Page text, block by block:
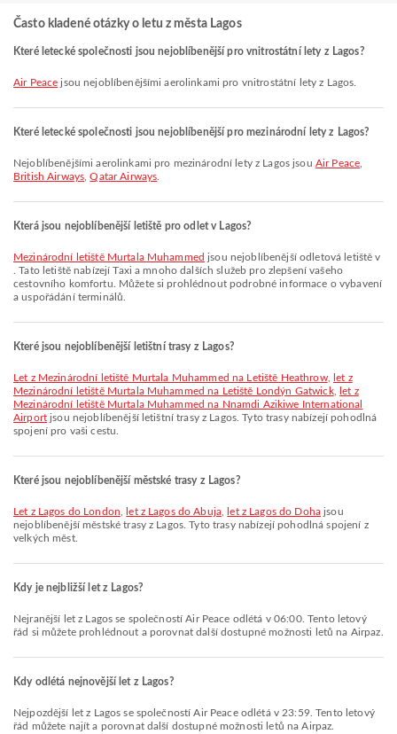
Často kladené otázky o letu z města Lagos
Které letecké společnosti jsou nejoblíbenější pro vnitrostátní lety z Lagos?
Air Peace jsou nejoblíbenějšími aerolinkami pro vnitrostátní lety z Lagos.
Které letecké společnosti jsou nejoblíbenější pro mezinárodní lety z Lagos?
Nejoblíbenějšími aerolinkami pro mezinárodní lety z Lagos jsou Air Peace
British Airways ,Qatar Airways
Která jsou nejoblíbenější letiště pro odlet v Lagos?
Mezinárodní letiště Murtala Muhammed jsou nejoblíbenější odletová letiště v
. Tato letiště nabízejí Taxi a mnoho dalších služeb pro zlepšení vašeho
cestovního komfortu. Můžete si prohlédnout podrobné informace o vybavení
a uspořádání terminálů.
Které jsou nejoblíbenější letištní trasy z Lagos?
let z Mezinárodní letiště Murtala Muhammed na Letiště Heathrow,
let z
Mezinárodní letiště Murtala Muhammed na Letiště Londýn Gatwick,
let z
Mezinárodní letiště Murtala Muhammed na Nnamdi Azikiwe International
Airportjsou nejoblíbenější letištní trasy z Lagos. Tyto trasy nabízejí pohodlná
spojení pro vaši cestu.
Které jsou nejoblíbenější městské trasy z Lagos?
let z Lagos do London let z Lagos do Abuja let z Lagos do Doha jsou
nejoblíbenější městské trasy z Lagos. Tyto trasy nabízejí pohodlná spojení z
velkých měst.
Kdy je nejbližší let z Lagos?
Nejranější let z Lagos se společností Air Peace odlétá v 06:00. Tento letový
řád si můžete prohlédnout a porovnat další dostupné možnosti letů na Airpaz.
Kdy odlétá nejnovější let z Lagos?
Nejpozdější let z Lagos se společností Air Peace odlétá v 23:59. Tento letový
řád můžete najít a porovnat další dostupné možnosti letů na Airpaz.